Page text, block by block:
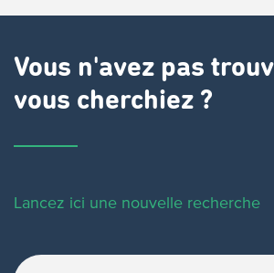
Vous n'avez pas
vous cherchiez ?
Lancez ici une nouvelle recherche